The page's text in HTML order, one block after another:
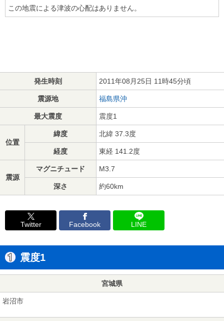
この地震による津波の心配はありません。
発生時刻 2011年08月25日 11時45分頃
震源地 福島県沖
最大震度 震度1
位置
緯度 北緯 37.3度
経度 東経 141.2度
震源
マグニチュード M3.7
深さ 約60km
Twitter Facebook LINE
震度1
宮城県
岩沼市